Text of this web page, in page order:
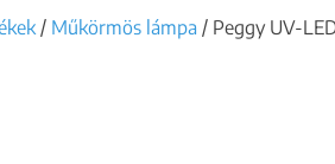
/ Műkörmös lámpa / Peggy UV-